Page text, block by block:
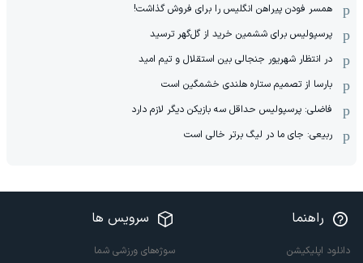
همسر فودن پیراهن انگلیس را برای فروش گذاشت!
پرسپولیس برای ششمین خرید از گل‌گهر ترسید
در انتظار شهریور جنجالی بین استقلال و تیم امید
بارسا از تصمیم ستاره هلندی خشمگین است
فاضلی: پرسپولیس حداقل سه بازیکن دیگر لازم دارد
ربیعی: جای ما در لیگ برتر خالی است
راهنما
دانلود اپلیکیشن
سرویس ها
سوژه‌های ورزشی شما